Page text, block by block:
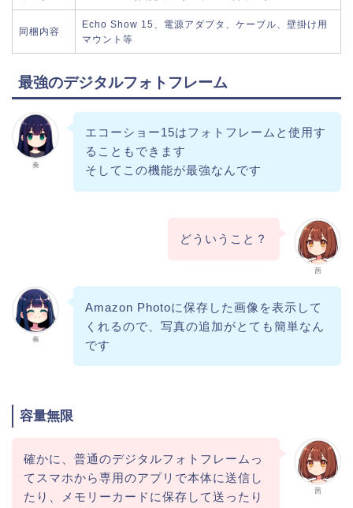
同梱内容
Echo Show 15、電源アダプタ、ケーブル、壁掛け用
マウント等
最強のデジタルフォトフレーム
奏
エコーショー15はフォトフレームと使用す
ることもできます
そしてこの機能が最強なんです
茜
どういうこと？
奏
Amazon Photoに保存した画像を表示して
くれるので、写真の追加がとても簡単なん
です
容量無限
茜
確かに、普通のデジタルフォトフレームっ
てスマホから専用のアプリで本体に送信し
たり、メモリーカードに保存して送ったり